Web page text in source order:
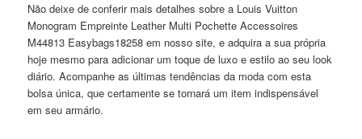
Não deixe de conferir mais detalhes sobre a Louis Vuitton
Monogram Empreinte Leather Multi Pochette Accessoires
M44813 Easybags18258 em nosso site, e adquira a sua própria
hoje mesmo para adicionar um toque de luxo e estilo ao seu look
diário. Acompanhe as últimas tendências da moda com esta
bolsa única, que certamente se tornará um item indispensável
em seu armário.